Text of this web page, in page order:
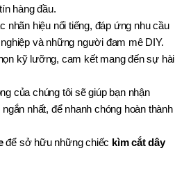
hàng đầu.
nhãn hiệu nổi tiếng, đáp ứng nhu cầu
và những người đam mê DIY.
kỹ lưỡng, cam kết mang đến sự hài
của chúng tôi sẽ giúp bạn nhận
nhất, để nhanh chóng hoàn thành
để sở hữu những chiếc kìm cắt dây